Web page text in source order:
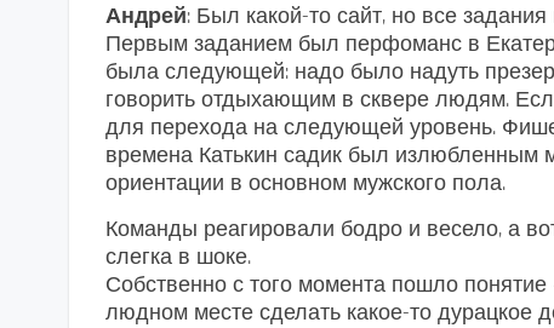
Андрей: Был какой-то сайт, но все
Первым заданием был перфоманс в
была следующей: надо было надуть
говорить отдыхающим в сквере людям.
для перехода на следующей уровень.
времена Катькин садик был излюбленным
ориентации в основном мужского пола.
Команды реагировали бодро и весело, а
слегка в шоке.
Собственно с того момента пошло
людном месте сделать какое-то дурацкое